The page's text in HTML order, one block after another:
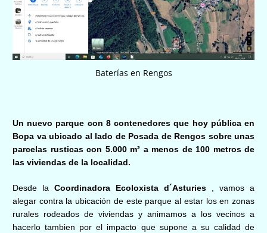
Baterías en Rengos
Un nuevo parque con 8contenedores que hoy pública en
Bopa va ubicado al lado de Posada de Rengos sobre unas
parcelas rusticas con 5.000m² a menos de 100 metros de
las viviendas de la localidad.
Desde la Coordinadora Ecoloxista d´Asturies , vamos a
alegar contra la ubicación de esteparque al estar los en zonas
rurales rodeados de viviendas y animamos a los vecinos a
hacerlo tambien por el impacto que supone a su calidad de